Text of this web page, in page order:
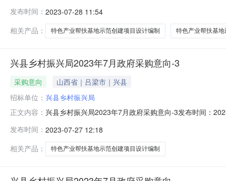
行2023年兴县乡村振兴三个省级特色产业帮扶基地设计
目情况以相关采购公
发布时间： 2023-07-28 11:54
相关产品：
特色产业帮扶基地示范创建项目设计编制 特色产业帮扶基地
兴县乡村振兴局2023年7月政府采购意向-3
采购意向
山西省｜吕梁市｜兴县
招标单位： 兴县乡村振兴局
正文内容： 兴县乡村振兴局2023年7月政府采购意向-3发布时间：
编制-400000.000000因政府采购项目间调剂本次公开的
发布时间： 2023-07-27 12:18
相关产品：
特色产业帮扶基地示范创建项目设计编制